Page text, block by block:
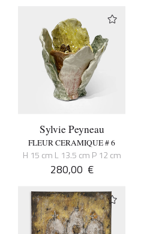
Sylvie Peyneau
FLEUR CERAMIQUE # 6
H 15 cm L 13.5 cm P 12 cm
280,00 €